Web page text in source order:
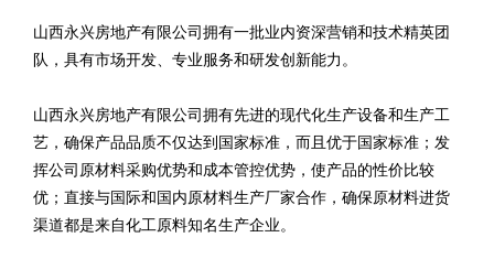
山西永兴房地产有限公司拥有一批业内资深营销和技术精英团
队，具有市场开发、专业服务和研发创新能力。
山西永兴房地产有限公司拥有先进的现代化生产设备和生产工
艺，确保产品品质不仅达到国家标准，而且优于国家标准；发
挥公司原材料采购优势和成本管控优势，使产品的性价比较
优；直接与国际和国内原材料生产厂家合作，确保原材料进货
渠道都是来自化工原料知名生产企业。